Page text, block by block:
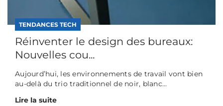
TENDANCES TECH
Réinventer le design des bureaux:
Nouvelles cou...
Aujourd’hui, les environnements de travail vont bien
au-delà du trio traditionnel de noir, blanc...
Lire la suite